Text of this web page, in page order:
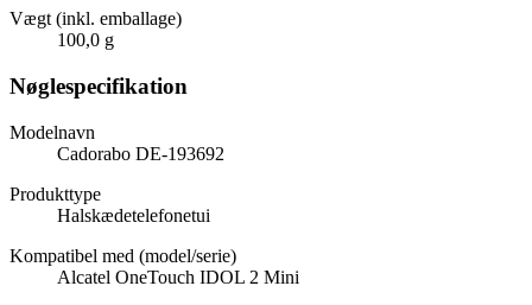
Vægt (inkl. emballage)
100,0 g
Nøglespecifikation
Modelnavn
Cadorabo DE-193692
Produkttype
Halskædetelefonetui
Kompatibel med (model/serie)
Alcatel OneTouch IDOL 2 Mini